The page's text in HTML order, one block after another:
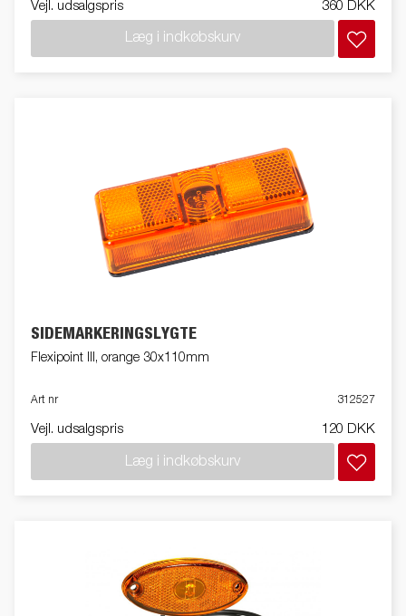
Vejl. udsalgspris 360 DKK
Læg i indkøbskurv
SIDEMARKERINGSLYGTE
Flexipoint III, orange 30x110mm
Art nr 312527
Vejl. udsalgspris 120 DKK
Læg i indkøbskurv